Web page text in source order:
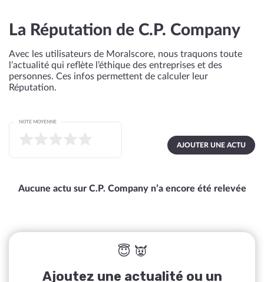
La Réputation de C.P. Company
Avec les utilisateurs de Moralscore, nous traquons toute
l’actualité qui reflète l’éthique des entreprises et des
personnes. Ces infos permettent de calculer leur
Réputation.
AJOUTER UNE ACTU
NOTE MOYENNE
Aucune actu sur C.P. Company n’a encore été relevée
😇 👿
Ajoutez une actualité ou un